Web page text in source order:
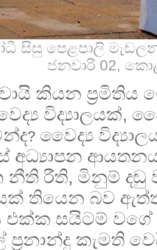
සිසු පෙළපාලි මැඩලන
ජනවාරි 02,
කියන ප්‍රමිතිය
විද්‍යාලයක්,
? වෛද්‍ය
අධ්‍යාපන
රීති, මිනුම් දඬු
තියෙන බව
එක්ක සයිටම්
කැමති